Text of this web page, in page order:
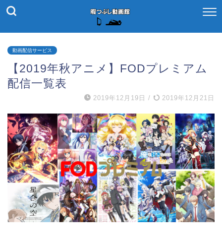
動画配信サービス
【2019年秋アニメ】FODプレミアム
配信一覧表
2019年12月19日 / 2019年12月21日